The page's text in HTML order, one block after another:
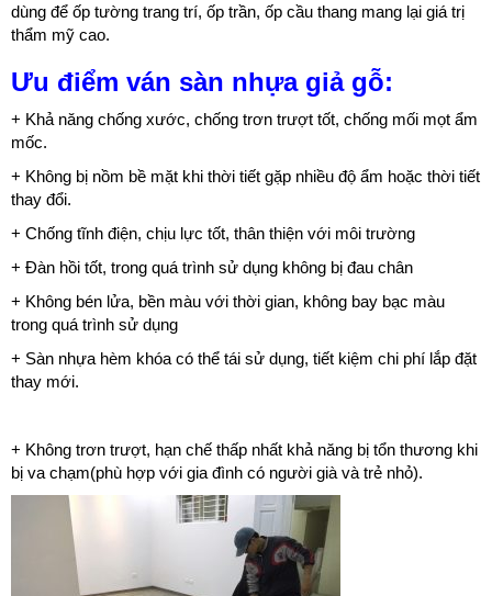
dùng để ốp tường trang trí, ốp trần, ốp cầu thang mang lại giá trị
thẩm mỹ cao.
Ưu điểm ván sàn nhựa giả gỗ:
+ Khả năng chống xước, chống trơn trượt tốt, chống mối mọt ẩm
mốc.
+ Không bị nồm bề mặt khi thời tiết gặp nhiều độ ẩm hoặc thời tiết
thay đổi.
+ Chống tĩnh điện, chịu lực tốt, thân thiện với môi trường
+ Đàn hồi tốt, trong quá trình sử dụng không bị đau chân
+ Không bén lửa, bền màu với thời gian, không bay bạc màu
trong quá trình sử dụng
+ Sàn nhựa hèm khóa có thể tái sử dụng, tiết kiệm chi phí lắp đặt
thay mới.
+ Không trơn trượt, hạn chế thấp nhất khả năng bị tổn thương khi
bị va chạm(phù hợp với gia đình có người già và trẻ nhỏ).